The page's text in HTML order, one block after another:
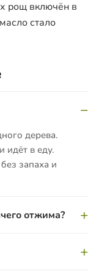
рощ включён в
стало
дерева.
идёт в еду.
запаха и
отжима?
отжиме ядра